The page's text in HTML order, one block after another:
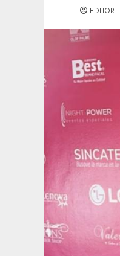
EDITOR